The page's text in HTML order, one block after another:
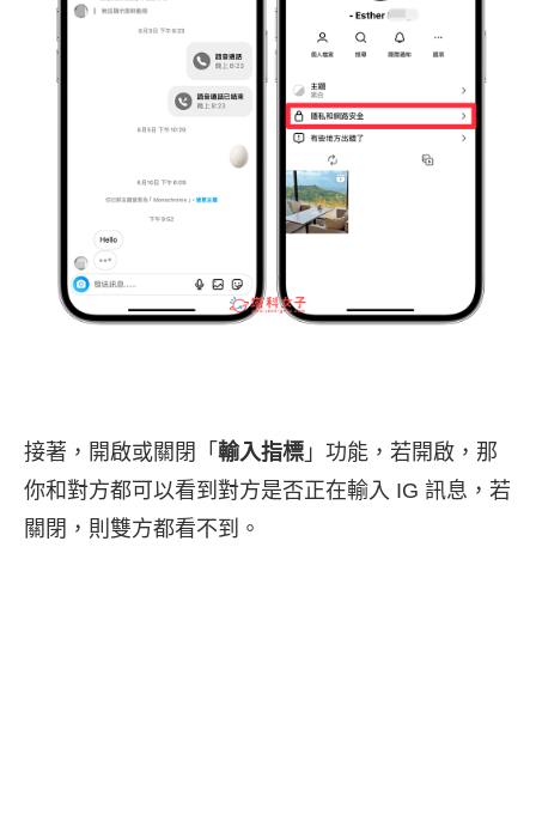
接著，開啟或關閉「 輸入指標 」功能，若開啟，那
你和對方都可以看到對方是否正在輸入 IG 訊息，若
關閉，則雙方都看不到。